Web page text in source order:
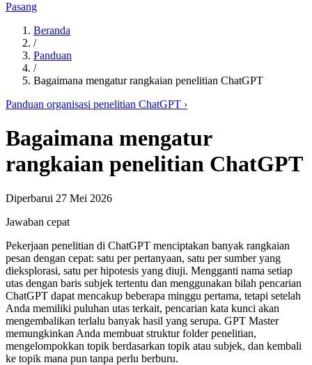
Pasang
Beranda
/
Panduan
/
Bagaimana mengatur rangkaian penelitian ChatGPT
Panduan organisasi penelitian ChatGPT ›
Bagaimana mengatur
rangkaian penelitian ChatGPT
Diperbarui 27 Mei 2026
Jawaban cepat
Pekerjaan penelitian di ChatGPT menciptakan banyak rangkaian
pesan dengan cepat: satu per pertanyaan, satu per sumber yang
dieksplorasi, satu per hipotesis yang diuji. Mengganti nama setiap
utas dengan baris subjek tertentu dan menggunakan bilah pencarian
ChatGPT dapat mencakup beberapa minggu pertama, tetapi setelah
Anda memiliki puluhan utas terkait, pencarian kata kunci akan
mengembalikan terlalu banyak hasil yang serupa. GPT Master
memungkinkan Anda membuat struktur folder penelitian,
mengelompokkan topik berdasarkan topik atau subjek, dan kembali
ke topik mana pun tanpa perlu berburu.